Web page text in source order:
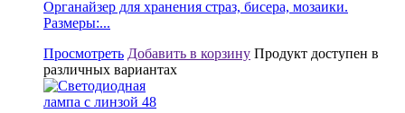
Органайзер для хранения страз, бисера, мозаики.
Размеры:...
Просмотреть Добавить в корзину Продукт доступен в
различных вариантах